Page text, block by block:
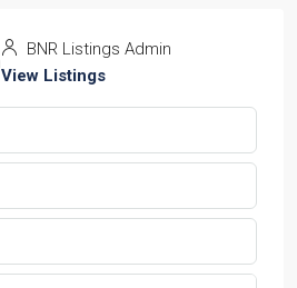
BNR Listings Admin
View Listings